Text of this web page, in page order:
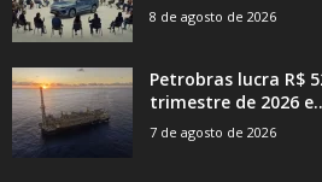
8 de agosto de 2026
Petrobras lucra R$
trimestre de 2026
7 de agosto de 2026